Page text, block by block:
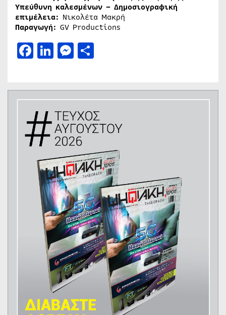
Υπεύθυνη καλεσμένων – Δημοσιογραφική
επιμέλεια: Νικολέτα Μακρή
Παραγωγή: GV Productions
Facebook
LinkedIn
Messenger